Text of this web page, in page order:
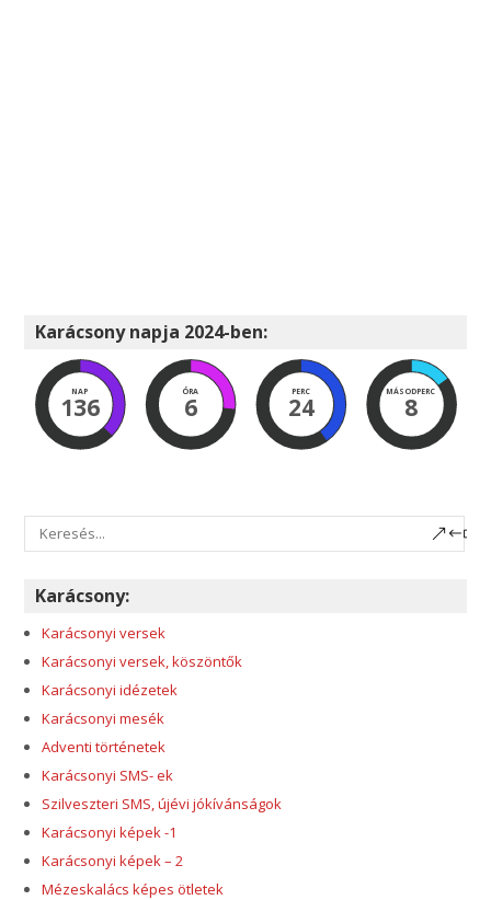
Karácsony napja 2024-ben:
NAP
136
ÓRA
6
PERC
24
MÁSODPERC
8
Karácsony:
Karácsonyi versek
Karácsonyi versek, köszöntők
Karácsonyi idézetek
Karácsonyi mesék
Adventi történetek
Karácsonyi SMS- ek
Szilveszteri SMS, újévi jókívánságok
Karácsonyi képek -1
Karácsonyi képek – 2
Mézeskalács képes ötletek